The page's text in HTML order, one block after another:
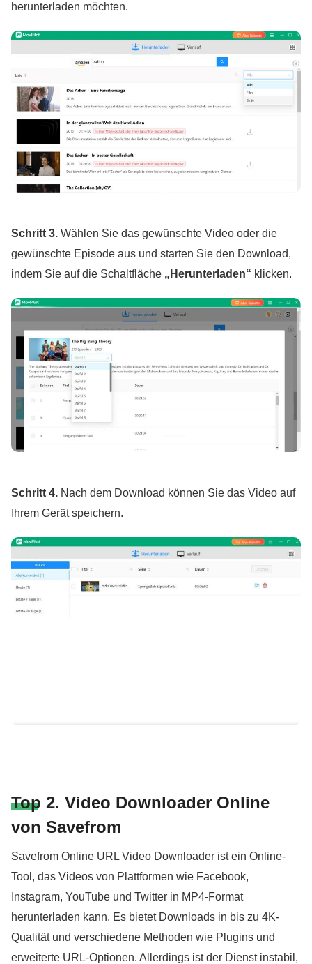
herunterladen möchten.
Schritt 3.Wählen Sie das gewünschte Video oder die
gewünschte Episode aus und starten Sie den Download,
indem Sie auf die Schaltfläche „Herunterladen“ klicken.
Schritt 4.Nach dem Download können Sie das Video auf
Ihrem Gerät speichern.
Top 2. Video Downloader Online
von Savefrom
Savefrom Online URL Video Downloader ist ein Online-
Tool, das Videos von Plattformen wie Facebook,
Instagram, YouTube und Twitter in MP4-Format
herunterladen kann. Es bietet Downloads in bis zu 4K-
Qualität und verschiedene Methoden wie Plugins und
erweiterte URL-Optionen. Allerdings ist der Dienst instabil,